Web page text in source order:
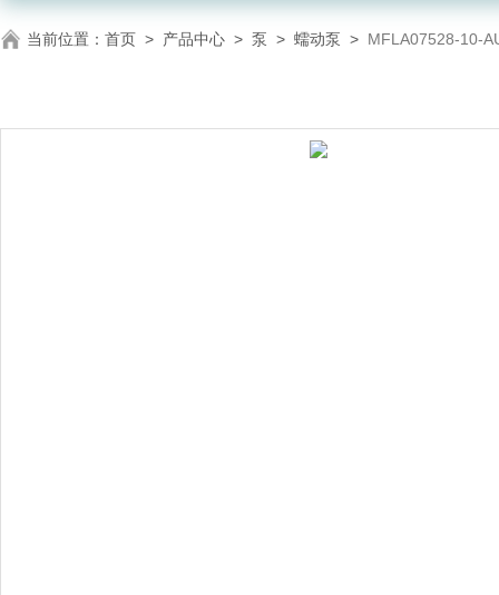
当前位置： 首页 > 产品中心 > 泵 > 蠕动泵 > MFLA07528-10-